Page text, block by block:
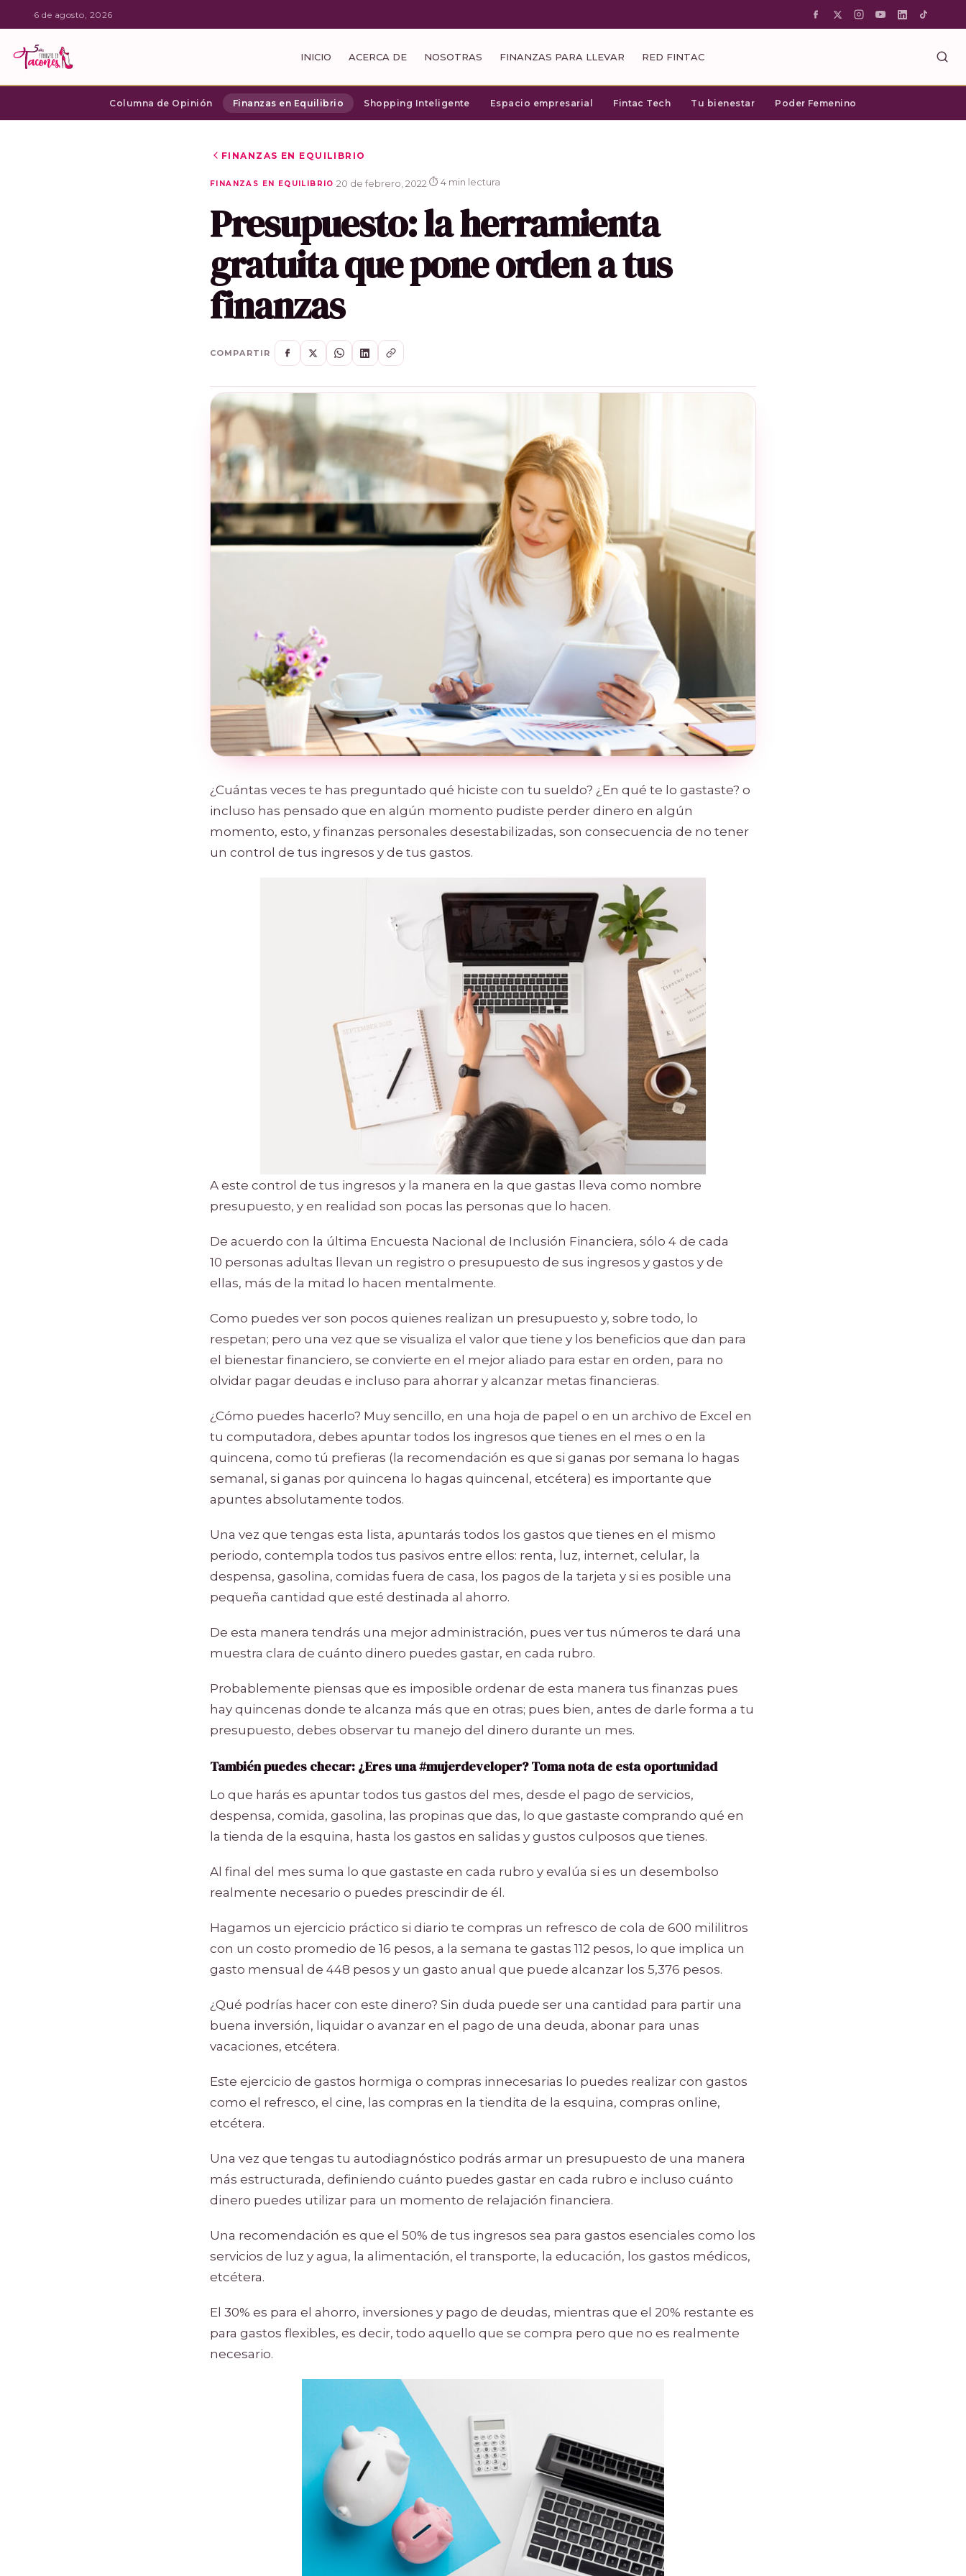
·6 de agosto, 2026
INICIO ACERCA DE NOSOTRAS FINANZAS PARA LLEVAR RED FINTAC
Columna de Opinión Finanzas en Equilibrio Shopping Inteligente Espacio empresarial Fintac Tech Tu bienestar Poder Femenino
FINANZAS EN EQUILIBRIO
FINANZAS EN EQUILIBRIO ·20 de febrero, 2022·⏱ 4 min lectura
Presupuesto: la herramienta
gratuita que pone orden a tus
finanzas
COMPARTIR
¿Cuántas veces te has preguntado qué hiciste con tu sueldo? ¿En qué te lo gastaste? o
incluso has pensado que en algún momento pudiste perder dinero en algún
momento, esto, y finanzas personales desestabilizadas, son consecuencia de no tener
un control de tus ingresos y de tus gastos.
A este control de tus ingresos y la manera en la que gastas lleva como nombre
presupuesto, y en realidad son pocas las personas que lo hacen.
De acuerdo con la última Encuesta Nacional de Inclusión Financiera, sólo 4 de cada
10 personas adultas llevan un registro o presupuesto de sus ingresos y gastos y de
ellas, más de la mitad lo hacen mentalmente.
Como puedes ver son pocos quienes realizan un presupuesto y, sobre todo, lo
respetan; pero una vez que se visualiza el valor que tiene y los beneficios que dan para
el bienestar financiero, se convierte en el mejor aliado para estar en orden, para no
olvidar pagar deudas e incluso para ahorrar y alcanzar metas financieras.
¿Cómo puedes hacerlo? Muy sencillo, en una hoja de papel o en un archivo de Excel en
tu computadora, debes apuntar todos los ingresos que tienes en el mes o en la
quincena, como tú prefieras (la recomendación es que si ganas por semana lo hagas
semanal, si ganas por quincena lo hagas quincenal, etcétera) es importante que
apuntes absolutamente todos.
Una vez que tengas esta lista, apuntarás todos los gastos que tienes en el mismo
periodo, contempla todos tus pasivos entre ellos: renta, luz, internet, celular, la
despensa, gasolina, comidas fuera de casa, los pagos de la tarjeta y si es posible una
pequeña cantidad que esté destinada al ahorro.
De esta manera tendrás una mejor administración, pues ver tus números te dará una
muestra clara de cuánto dinero puedes gastar, en cada rubro.
Probablemente piensas que es imposible ordenar de esta manera tus finanzas pues
hay quincenas donde te alcanza más que en otras; pues bien, antes de darle forma a tu
presupuesto, debes observar tu manejo del dinero durante un mes.
También puedes checar: ¿Eres una #mujerdeveloper? Toma nota de esta oportunidad
Lo que harás es apuntar todos tus gastos del mes, desde el pago de servicios,
despensa, comida, gasolina, las propinas que das, lo que gastaste comprando qué en
la tienda de la esquina, hasta los gastos en salidas y gustos culposos que tienes.
Al final del mes suma lo que gastaste en cada rubro y evalúa si es un desembolso
realmente necesario o puedes prescindir de él.
Hagamos un ejercicio práctico si diario te compras un refresco de cola de 600 mililitros
con un costo promedio de 16 pesos, a la semana te gastas 112 pesos, lo que implica un
gasto mensual de 448 pesos y un gasto anual que puede alcanzar los 5,376 pesos.
¿Qué podrías hacer con este dinero? Sin duda puede ser una cantidad para partir una
buena inversión, liquidar o avanzar en el pago de una deuda, abonar para unas
vacaciones, etcétera.
Este ejercicio de gastos hormiga o compras innecesarias lo puedes realizar con gastos
como el refresco, el cine, las compras en la tiendita de la esquina, compras online,
etcétera.
Una vez que tengas tu autodiagnóstico podrás armar un presupuesto de una manera
más estructurada, definiendo cuánto puedes gastar en cada rubro e incluso cuánto
dinero puedes utilizar para un momento de relajación financiera.
Una recomendación es que el 50% de tus ingresos sea para gastos esenciales como los
servicios de luz y agua, la alimentación, el transporte, la educación, los gastos médicos,
etcétera.
El 30% es para el ahorro, inversiones y pago de deudas, mientras que el 20% restante es
para gastos flexibles, es decir, todo aquello que se compra pero que no es realmente
necesario.